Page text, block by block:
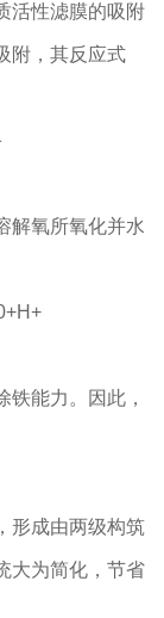
活性滤膜的吸附
附，其反应式
解氧所氧化并水
能力。因此，
形成由两级构筑
大为简化，节省